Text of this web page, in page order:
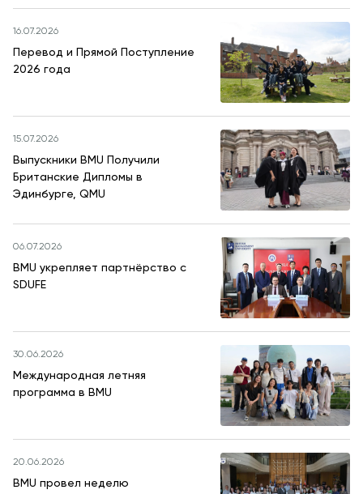
16.07.2026
Перевод и Прямой Поступление
2026 года
15.07.2026
Выпускники BMU Получили
Британские Дипломы в
Эдинбурге, QMU
06.07.2026
BMU укрепляет партнёрство с
SDUFE
30.06.2026
Международная летняя
программа в BMU
20.06.2026
BMU провел неделю